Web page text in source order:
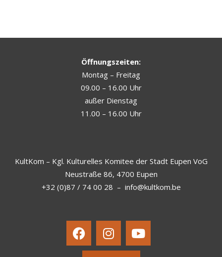
Öffnungszeiten:
Montag – Freitag
09.00 – 16.00 Uhr
außer Dienstag
11.00 – 16.00 Uhr
KultKom – Kgl. Kulturelles Komitee der Stadt Eupen VoG
Neustraße 86, 4700 Eupen
+32 (0)87 / 74 00 28 – info@kultkom.be